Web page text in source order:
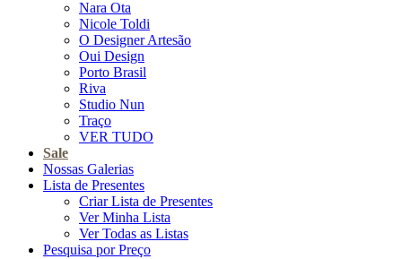
Nara Ota
Nicole Toldi
O Designer Artesão
Oui Design
Porto Brasil
Riva
Studio Nun
Traço
VER TUDO
Sale
Nossas Galerias
Lista de Presentes
Criar Lista de Presentes
Ver Minha Lista
Ver Todas as Listas
Pesquisa por Preço